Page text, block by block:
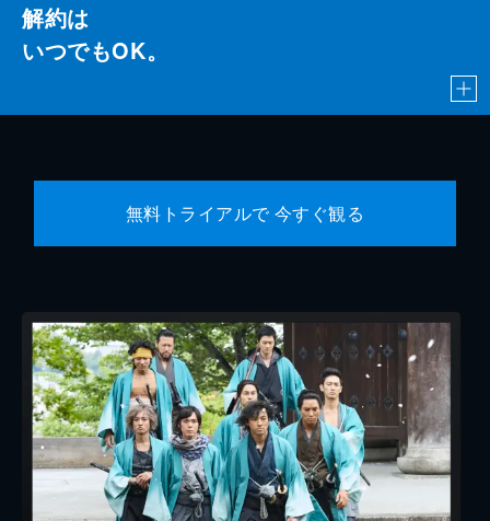
解約は
いつでもOK。
無料トライアルで 今すぐ観る